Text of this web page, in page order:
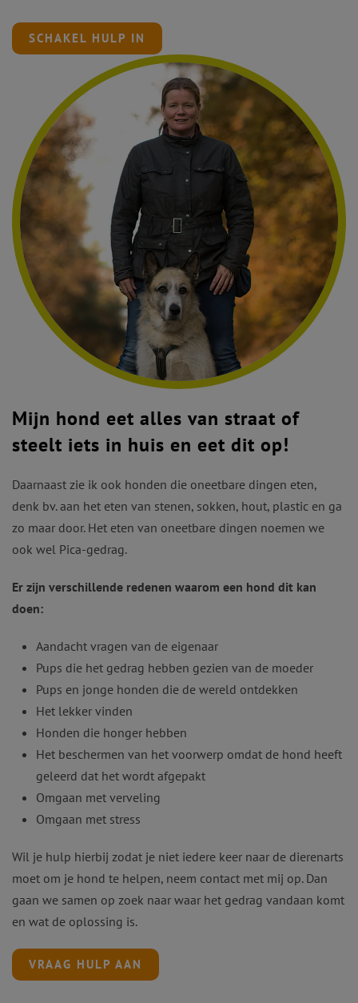
SCHAKEL HULP IN
Mijn hond eet alles van straat of
steelt iets in huis en eet dit op!
Daarnaast zie ik ook honden die oneetbare dingen eten,
denk bv. aan het eten van stenen, sokken, hout, plastic en ga
zo maar door. Het eten van oneetbare dingen noemen we
ook wel Pica-gedrag.
Er zijn verschillende redenen waarom een hond dit kan
doen:
Aandacht vragen van de eigenaar
Pups die het gedrag hebben gezien van de moeder
Pups en jonge honden die de wereld ontdekken
Het lekker vinden
Honden die honger hebben
Het beschermen van het voorwerp omdat de hond heeft
geleerd dat het wordt afgepakt
Omgaan met verveling
Omgaan met stress
Wil je hulp hierbij zodat je niet iedere keer naar de dierenarts
moet om je hond te helpen, neem contact met mij op. Dan
gaan we samen op zoek naar waar het gedrag vandaan komt
en wat de oplossing is.
VRAAG HULP AAN